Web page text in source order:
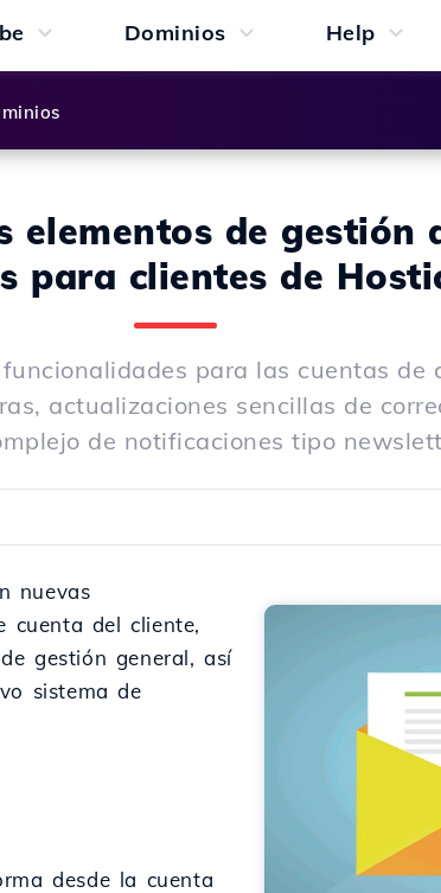
Dominios Help
elementos de gestión
para clientes de
para las cuentas de
actualizaciones sencillas de
de notificaciones tipo
nuevas
cuenta del cliente,
gestión general, así
sistema de
desde la cuenta